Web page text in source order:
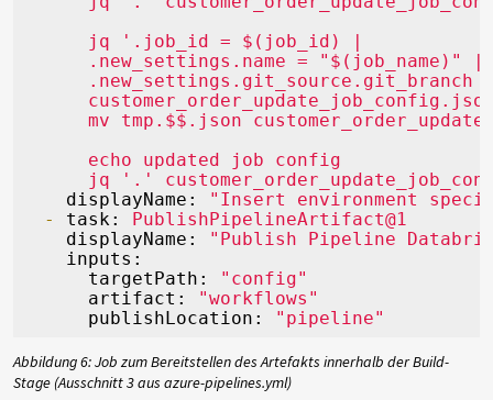
jq
'.job_id = $(job_id) |
      .new_settings.name = "$(job_name)" |
.new_settings.git_source.git_branch
mv
tmp.$$.json
echo
updated job
config
jq
'.'
displayName:
"Insert environment
-
task:
PublishPipelineArtifact@1
displayName:
"Publish Pipeline
inputs:
targetPath:
"config"
artifact:
"workflows"
publishLocation:
"pipeline"
Abbildung 6: Job zum Bereitstellen des Artefakts innerhalb der Build-
Stage (Ausschnitt 3 aus azure-pipelines.yml)